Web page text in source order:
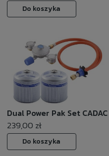
Do koszyka
Dual Power Pak Set CADAC
239,00 zł
Do koszyka